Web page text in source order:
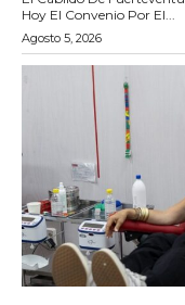
Hoy El Convenio Por El...
Agosto 5, 2026